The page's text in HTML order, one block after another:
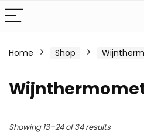
Home Shop
Showing 13–24 of 34 results